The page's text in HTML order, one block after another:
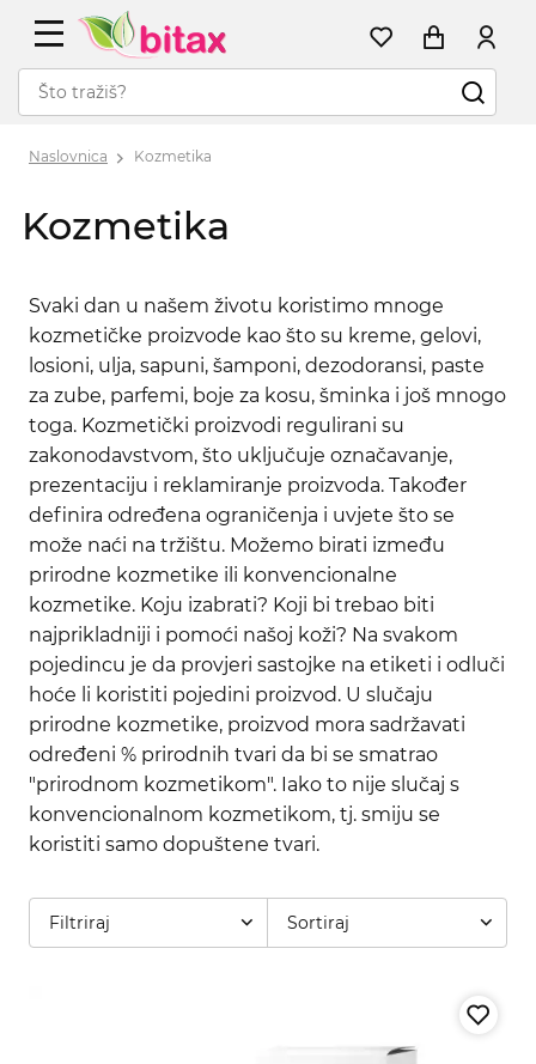
Naslovnica Kozmetika
Kozmetika
Svaki dan u našem životu koristimo mnoge
kozmetičke proizvode kao što su kreme, gelovi,
losioni, ulja, sapuni, šamponi, dezodoransi, paste
za zube, parfemi, boje za kosu, šminka i još mnogo
toga. Kozmetički proizvodi regulirani su
zakonodavstvom, što uključuje označavanje,
prezentaciju i reklamiranje proizvoda. Također
definira određena ograničenja i uvjete što se
može naći na tržištu. Možemo birati između
prirodne kozmetike ili konvencionalne
kozmetike. Koju izabrati? Koji bi trebao biti
najprikladniji i pomoći našoj koži? Na svakom
pojedincu je da provjeri sastojke na etiketi i odluči
hoće li koristiti pojedini proizvod. U slučaju
prirodne kozmetike, proizvod mora sadržavati
određeni % prirodnih tvari da bi se smatrao
"prirodnom kozmetikom". Iako to nije slučaj s
konvencionalnom kozmetikom, tj. smiju se
koristiti samo dopuštene tvari.
Filtriraj Sortiraj